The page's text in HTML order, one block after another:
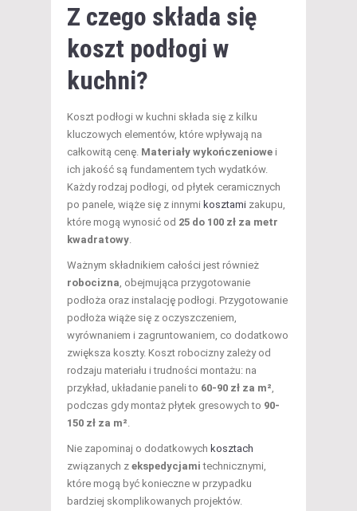
Z czego składa się
koszt podłogi w
kuchni?
Koszt podłogi w kuchni składa się z kilku
kluczowych elementów, które wpływają na
całkowitą cenę. Materiały wykończeniowe i
ich jakość są fundamentem tych wydatków.
Każdy rodzaj podłogi, od płytek ceramicznych
po panele, wiąże się z innymi kosztami zakupu,
które mogą wynosić od 25 do 100 zł za metr
kwadratowy
Ważnym składnikiem całości jest również
robocizna , obejmująca przygotowanie
podłoża oraz instalację podłogi. Przygotowanie
podłoża wiąże się z oczyszczeniem,
wyrównaniem i zagruntowaniem, co dodatkowo
zwiększa koszty. Koszt robocizny zależy od
rodzaju materiału i trudności montażu: na
przykład, układanie paneli to 60-90 zł za m²
podczas gdy montaż płytek gresowych to 90-
150 zł za m²
Nie zapominaj o dodatkowych kosztach
związanych z ekspedycjami technicznymi,
które mogą być konieczne w przypadku
bardziej skomplikowanych projektów.